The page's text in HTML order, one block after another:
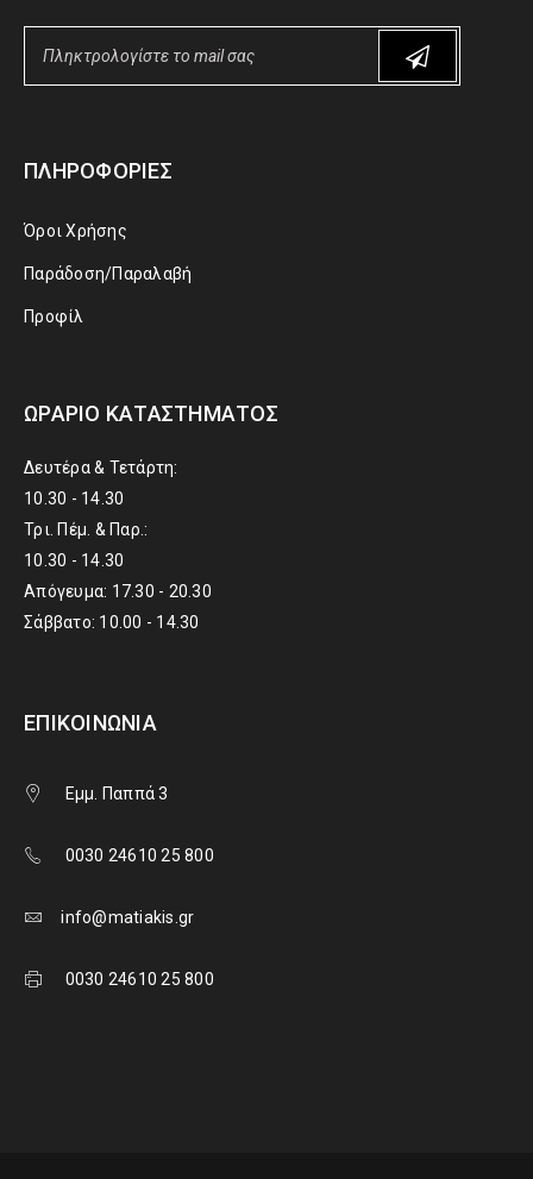
ΠΛΗΡΟΦΟΡΊΕΣ
Όροι Χρήσης
Παράδοση/Παραλαβή
Προφίλ
ΩΡΆΡΙΟ ΚΑΤΑΣΤΉΜΑΤΟΣ
Δευτέρα & Τετάρτη:
10.30 - 14.30
Τρι. Πέμ. & Παρ.:
10.30 - 14.30
Απόγευμα: 17.30 - 20.30
Σάββατο: 10.00 - 14.30
ΕΠΙΚΟΙΝΩΝΊΑ
Εμμ. Παππά 3
0030 24610 25 800
info@matiakis.gr
0030 24610 25 800